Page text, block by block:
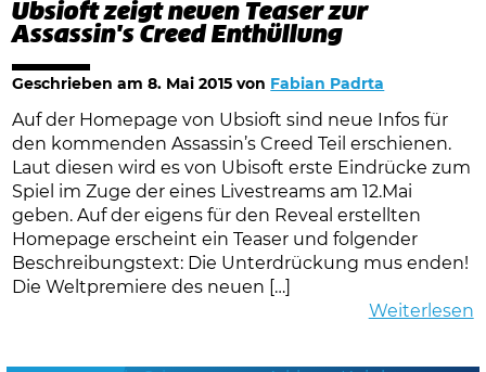
Ubsioft zeigt neuen Teaser zur
Assassin's Creed Enthüllung
Geschrieben am8. Mai 2015 von Fabian Padrta
Auf der Homepage von Ubsioft sind neue Infos für
den kommenden Assassin’s Creed Teil erschienen.
Laut diesen wird es von Ubisoft erste Eindrücke zum
Spiel im Zuge der eines Livestreams am 12.Mai
geben. Auf der eigens für den Reveal erstellten
Homepage erscheint ein Teaser und folgender
Beschreibungstext: Die Unterdrückung mus enden!
Die Weltpremiere des neuen […]
Weiterlesen